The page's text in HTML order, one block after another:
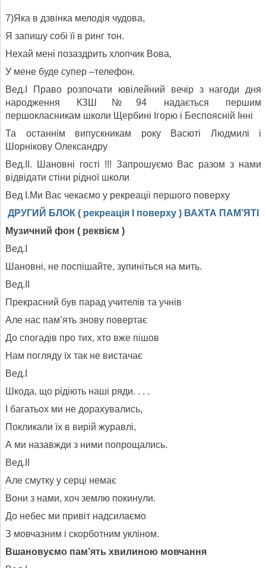
7)Яка в дзвінка мелодія чудова,
Я запишу собі її в ринг тон.
Нехай мені позаздрить хлопчик Вова,
У мене буде супер –телефон.
Вед.І Право розпочати ювілейний вечір з нагоди дня
народження КЗШ№94 надається першим
першокласникам школи Щербині Ігорю і Беспоясній Інні
Та останнім випускникам року Васюті Людмилі і
Шорнікову Олександру
Вед.ІІ. Шановні гості !!! Запрошуємо Вас разом з нами
відвідати стіни рідної школи
Вед І.Ми Вас чекаємо у рекреаціі першого поверху
ДРУГИЙ БЛОК ( рекреація І поверху ) ВАХТА ПАМ’ЯТІ
Музичний фон ( реквієм )
Вед.І
Шановні, не поспішайте, зупиніться на мить.
Вед.ІІ
Прекрасний був парад учителів та учнів
Але нас пам’ять знову повертає
До спогадів про тих, хто вже пішов
Нам погляду їх так не вистачає
Вед.І
Шкода, що рідіють наші ряди. . . .
І багатьох ми не дорахувались,
Покликали їх в вирій журавлі,
А ми назавжди з ними попрощались.
Вед.ІІ
Але смутку у серці немає
Вони з нами, хоч землю покинули.
До небес ми привіт надсилаємо
З мовчазним і скорботним укліном.
Вшановуємо пам’ять хвилиною мовчання